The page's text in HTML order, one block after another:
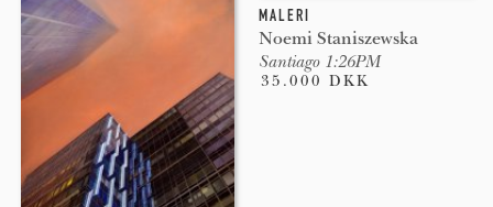
MALERI
Noemi Staniszewska
Santiago 1:26PM
35.000 DKK